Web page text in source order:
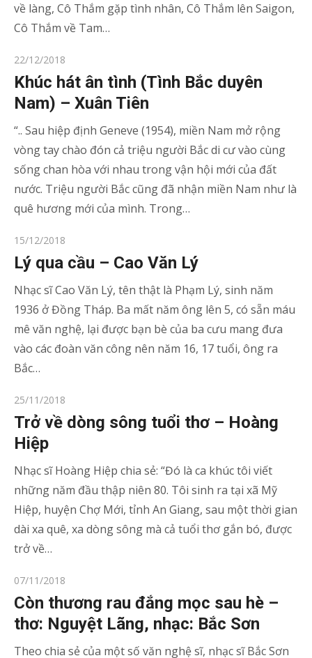
về làng, Cô Thắm gặp tình nhân, Cô Thắm lên Saigon,
Cô Thắm về Tam…
Posted
on
22/12/2018
Khúc hát ân tình (Tình Bắc duyên
Nam) – Xuân Tiên
“.. Sau hiệp định Geneve (1954), miền Nam mở rộng
vòng tay chào đón cả triệu người Bắc di cư vào cùng
sống chan hòa với nhau trong vận hội mới của đất
nước. Triệu người Bắc cũng đã nhận miền Nam như là
quê hương mới của mình. Trong…
Posted
on
15/12/2018
Lý qua cầu – Cao Văn Lý
Nhạc sĩ Cao Văn Lý, tên thật là Phạm Lý, sinh năm
1936 ở Đồng Tháp. Ba mất năm ông lên 5, có sẵn máu
mê văn nghệ, lại được bạn bè của ba cưu mang đưa
vào các đoàn văn công nên năm 16, 17 tuổi, ông ra
Bắc…
Posted
on
25/11/2018
Trở về dòng sông tuổi thơ – Hoàng
Hiệp
Nhạc sĩ Hoàng Hiệp chia sẻ: “Đó là ca khúc tôi viết
những năm đầu thập niên 80. Tôi sinh ra tại xã Mỹ
Hiệp, huyện Chợ Mới, tỉnh An Giang, sau một thời gian
dài xa quê, xa dòng sông mà cả tuổi thơ gắn bó, được
trở về…
Posted
on
07/11/2018
Còn thương rau đắng mọc sau hè –
thơ: Nguyệt Lãng, nhạc: Bắc Sơn
Theo chia sẻ của một số văn nghệ sĩ, nhạc sĩ Bắc Sơn